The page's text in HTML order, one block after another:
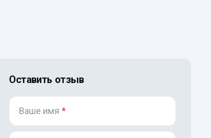
Оставить отзыв
Ваше имя *